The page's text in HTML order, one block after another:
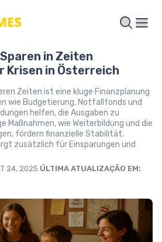
in Zeiten
in Österreich
Zeiten ist eine kluge Finanzplanung
wie Budgetierung, Notfallfonds und
helfen, die Ausgaben zu
Maßnahmen, wie Weiterbildung und die
fördern finanzielle Stabilität.
zusätzlich für Einsparungen und
24, 2025 ÚLTIMA ATUALIZAÇÃO EM: